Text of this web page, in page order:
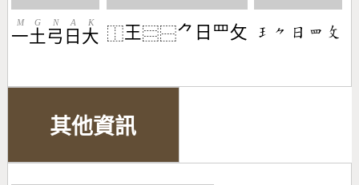
一
M
土
G
弓
N
日
A
大
K
⿰王⿳⿱⺈日罒攵 󶂭󶀾󶃐󶄱󶃜
其他資訊